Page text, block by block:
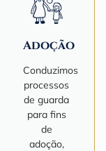
Adoção
Conduzimos
processos
de guarda
para fins
de
adoção,